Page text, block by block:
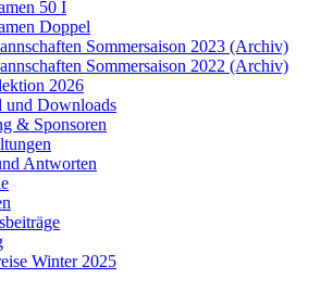
50 I
Doppel
Sommersaison 2023 (Archiv)
Sommersaison 2022 (Archiv)
2026
und Downloads
& Sponsoren
Antworten
Winter 2025